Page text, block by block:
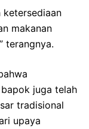
ketersediaan
makanan
terangnya.
juga telah
tradisional
upaya